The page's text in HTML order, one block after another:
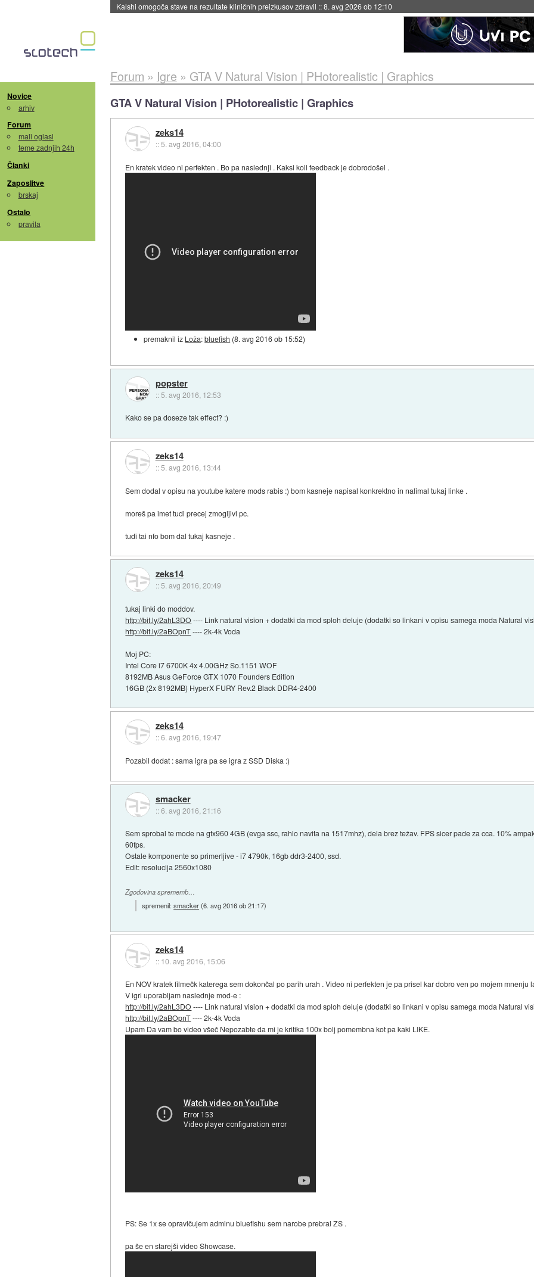
Kalshi omogoča stave na rezultate kliničnih preizkusov zdravil ::8. avg 2026 ob 12:10
Novice
arhiv
Forum
mali oglasi
teme zadnjih 24h
Članki
Zaposlitve
brskaj
Ostalo
pravila
Forum » Igre » GTA V Natural Vision | PHotorealistic | Graphics
GTA V Natural Vision | PHotorealistic | Graphics
zeks14
::5. avg 2016, 04:00
En kratek video ni perfekten . Bo pa naslednji . Kaksi koli feedback je dobrodošel .
premaknil iz Loža:bluefish (8. avg 2016 ob 15:52)
popster
:: 5. avg 2016, 12:53
Kako se pa doseze tak effect? :)
zeks14
::5. avg 2016, 13:44
Sem dodal v opisu na youtube katere mods rabis :) bom kasneje napisal konkrektno in nalimal tukaj linke .
moreš pa imet tudi precej zmogljivi pc.
tudi tai nfo bom dal tukaj kasneje .
zeks14
:: 5. avg 2016, 20:49
tukaj linki do moddov.
http://bit.ly/2ahL3DO ---- Link natural vision + dodatki da mod sploh deluje (dodatki so linkani v opisu samega moda Natural
http://bit.ly/2aBOpnT---- 2k-4k Voda
Moj PC:
Intel Core i7 6700K 4x 4.00GHz So.1151 WOF
8192MB Asus GeForce GTX 1070 Founders Edition
16GB (2x 8192MB) HyperX FURY Rev.2 Black DDR4-2400
zeks14
::6. avg 2016, 19:47
Pozabil dodat : sama igra pa se igra z SSD Diska :)
smacker
::6. avg 2016, 21:16
Sem sprobal te mode na gtx960 4GB (evga ssc, rahlo navita na 1517mhz), dela brez težav. FPS sicer pade za cca. 10%
60fps.
Ostale komponente so primerljive - i7 4790k, 16gb ddr3-2400, ssd.
Edit: resolucija 2560x1080
Zgodovina sprememb…
spremenil:smacker(6. avg 2016 ob 21:17)
zeks14
:: 10. avg 2016, 15:06
En NOV kratek filmečk katerega sem dokončal po parih urah . Video ni perfekten je pa prisel kar dobro ven po mojem mnenju
V igri uporabljam naslednje mod-e :
http://bit.ly/2ahL3DO ---- Link natural vision + dodatki da mod sploh deluje (dodatki so linkani v opisu samega moda Natural
http://bit.ly/2aBOpnT---- 2k-4k Voda
Upam Da vam bo video všeč Nepozabte da mi je kritika 100x bolj pomembna kot pa kaki LIKE.
PS: Se 1x se opravičujem adminu bluefishu sem narobe prebral ZS .
pa še en starejši video Showcase.